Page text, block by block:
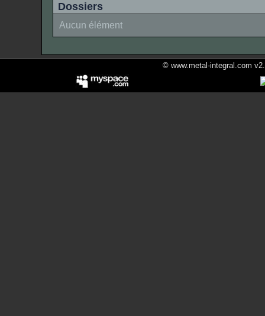
Dossiers
Aucun élément
© www.metal-integral.com